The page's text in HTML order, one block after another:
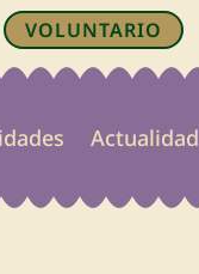
VOLUNTARIO
Actualidad